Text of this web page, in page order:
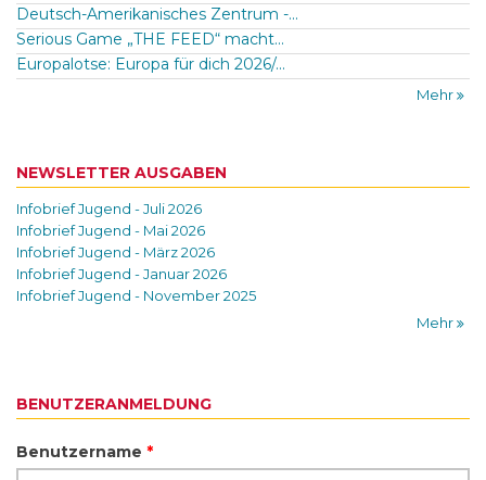
Deutsch-Amerikanisches Zentrum -...
Serious Game „THE FEED“ macht...
Europalotse: Europa für dich 2026/...
Mehr
NEWSLETTER AUSGABEN
Infobrief Jugend - Juli 2026
Infobrief Jugend - Mai 2026
Infobrief Jugend - März 2026
Infobrief Jugend - Januar 2026
Infobrief Jugend - November 2025
Mehr
BENUTZERANMELDUNG
Benutzername *